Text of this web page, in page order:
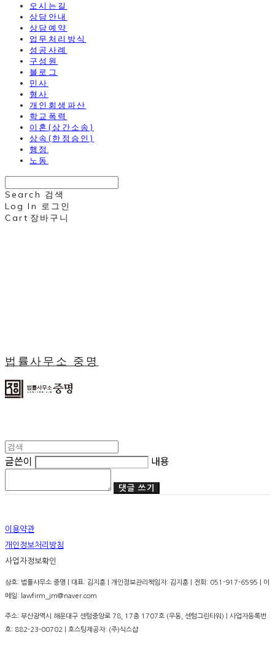
오시는길
상담안내
상담예약
업무처리방식
성공사례
구성원
블로그
민사
형사
개인회생파산
학교폭력
이혼(상간소송)
상속(한정승인)
행정
노동
Search 검색
Log In 로그인
Cart 장바구니
법률사무소 중명
글쓴이 내용
댓글 쓰기
이용약관
개인정보처리방침
사업자정보확인
상호: 법률사무소 중명 | 대표: 김지훈 | 개인정보관리책임자: 김지훈 | 전화: 051-917-6595 | 이
메일: lawfirm_jm@naver.com
주소: 부산광역시 해운대구 센텀중앙로 78, 17층 1707호 (우동, 센텀그린타워) | 사업자등록번
호: 882-23-00702 | 호스팅제공자: (주)식스샵